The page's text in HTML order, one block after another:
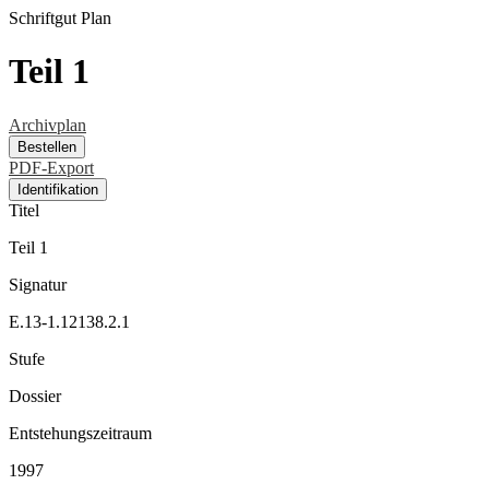
Schriftgut Plan
Teil 1
Archivplan
Bestellen
PDF-Export
Identifikation
Titel
Teil 1
Signatur
E.13-1.12138.2.1
Stufe
Dossier
Entstehungszeitraum
1997